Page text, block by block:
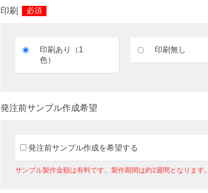
印刷 必須
印刷あり（1
色）
印刷無し
発注前サンプル作成希望
発注前サンプル作成を希望する
サンプル製作金額は有料です。製作期間は約2週間となります。